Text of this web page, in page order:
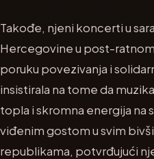
Takođe, njeni koncerti u
Hercegovine u post-
poruku povezivanja i
insistirala na tome da
topla i skromna energija na
viđenim gostom u svim
republikama, potvrđujući